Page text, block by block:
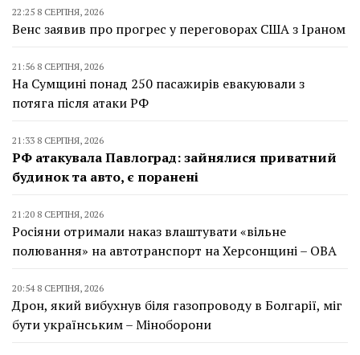
22:25 8 СЕРПНЯ, 2026
Венс заявив про прогрес у переговорах США з Іраном
21:56 8 СЕРПНЯ, 2026
На Сумщині понад 250 пасажирів евакуювали з
потяга після атаки РФ
21:33 8 СЕРПНЯ, 2026
РФ атакувала Павлоград: зайнялися приватний
будинок та авто, є поранені
21:20 8 СЕРПНЯ, 2026
Росіяни отримали наказ влаштувати «вільне
полювання» на автотранспорт на Херсонщині – ОВА
20:54 8 СЕРПНЯ, 2026
Дрон, який вибухнув біля газопроводу в Болгарії, міг
бути українським – Міноборони